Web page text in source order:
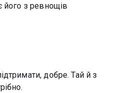
його з ревнощів
добре. Тай й з